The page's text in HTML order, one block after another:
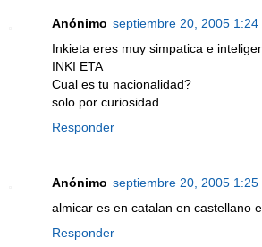
Anónimo septiembre 20, 2005 1:24
Inkieta eres muy simpatica e
INKI ETA
Cual es tu nacionalidad?
solo por curiosidad...
Responder
Anónimo septiembre 20, 2005 1:25
almicar es en catalan en castellano
Responder